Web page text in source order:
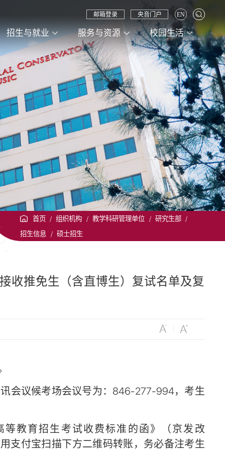
招生与就业 服务与资源 校园生活
邮箱登录 央音门户 EN
首页 / 组织机构 / 教学科研管理单位 / 研究生部 /
招生信息
/ 硕士招生
收推免生（含直博生）复试名单及复
会议候考场会议号为：846-277-994，考生
教育招生考试收费标准的函》（京发改
支付宝扫描下方二维码转账，务必备注考生